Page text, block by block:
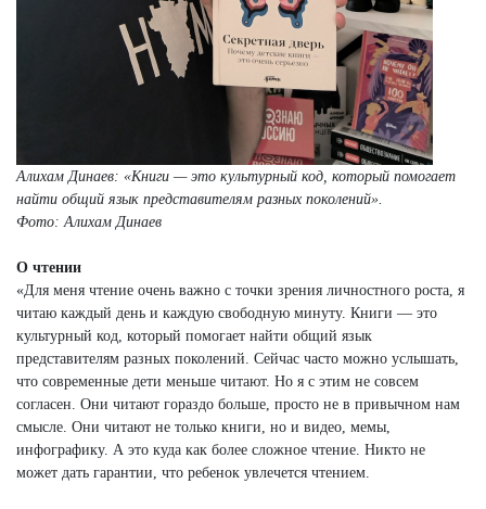
Алихам Динаев: «Книги — это культурный код, который помогает
найти общий язык представителям разных поколений».
Фото: Алихам Динаев
О чтении
«Для меня чтение очень важно с точки зрения личностного роста, я
читаю каждый день и каждую свободную минуту. Книги — это
культурный код, который помогает найти общий язык
представителям разных поколений. Сейчас часто можно услышать,
что современные дети меньше читают. Но я с этим не совсем
согласен. Они читают гораздо больше, просто не в привычном нам
смысле. Они читают не только книги, но и видео, мемы,
инфографику. А это куда как более сложное чтение. Никто не
может дать гарантии, что ребенок увлечется чтением.